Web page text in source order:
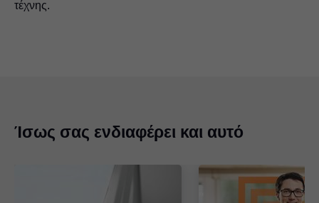
τέχνης.
πλάτος: το έξτρα ύψος και πλάτος μετατρέπει το έπιπλο
Ίσως σας ενδιαφέρει και αυτό